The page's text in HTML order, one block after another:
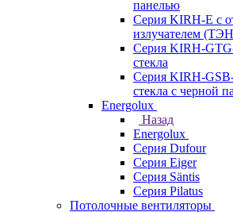
панелью
Серия KIRH-E с
излучателем
Серия KIRH-
стекла
Серия KIRH-
стекла с черной
Energolux
Назад
Energolux
Серия Dufour
Серия Eiger
Серия Säntis
Серия Pilatus
Потолочные вентиляторы